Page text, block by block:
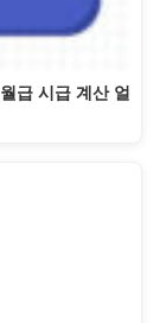
급 시급 계산 얼